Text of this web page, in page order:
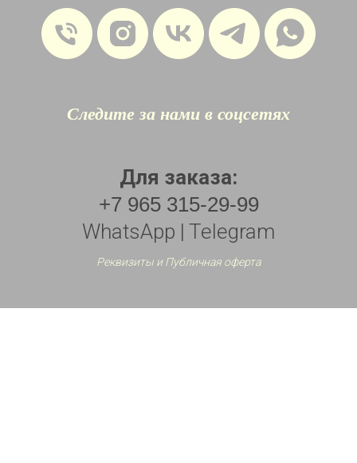
Следите за нами в соцсетях
Для заказа:
+7 965 315-29-99
WhatsApp | Telegram
Реквизиты и Публичная оферта